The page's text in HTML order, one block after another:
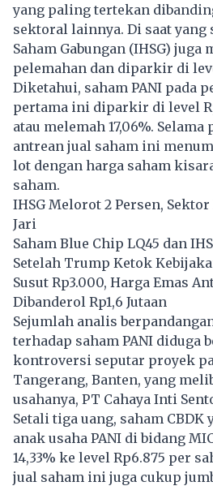
yang paling tertekan
sektoral lainnya. Di saat yang
Saham Gabungan (IHSG) juga
pelemahan dan diparkir di
Diketahui, saham PANI pada
pertama ini diparkir di level
atau melemah 17,06%.
antrean jual saham ini
lot dengan harga saham
saham.
IHSG Melorot 2 Persen,
Jari
Saham Blue Chip LQ45 dan
Setelah Trump Ketok
Susut Rp3.000, Harga Emas
Dibanderol Rp1,6 Jutaan
Sejumlah analis
terhadap saham PANI diduga
kontroversi seputar proyek
Tangerang, Banten, yang
usahanya, PT Cahaya Inti
Setali tiga uang, saham CBDK
anak usaha PANI di bidang
14,33% ke level Rp6.875 per
jual saham ini juga cukup